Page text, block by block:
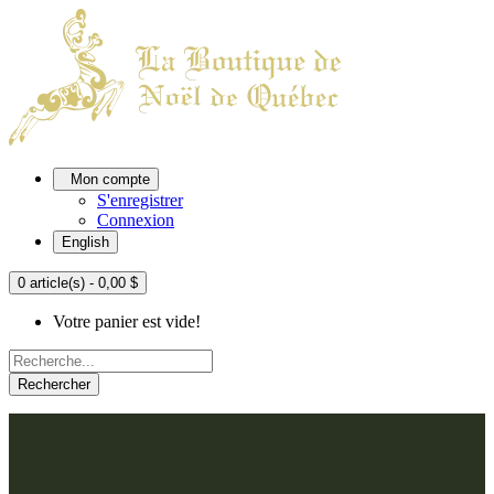
Mon compte
S'enregistrer
Connexion
English
0 article(s) - 0,00 $
Votre panier est vide!
Rechercher